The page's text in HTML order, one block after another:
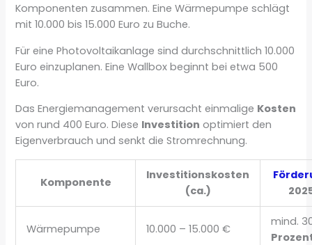
Komponenten zusammen. Eine Wärmepumpe schlägt
mit 10.000 bis 15.000 Euro zu Buche.
Für eine Photovoltaikanlage sind durchschnittlich 10.000
Euro einzuplanen. Eine Wallbox beginnt bei etwa 500
Euro.
Das Energiemanagement verursacht einmalige Kosten
von rund 400 Euro. Diese Investition optimiert den
Eigenverbrauch und senkt die Stromrechnung.
Komponente
Investitionskosten
(ca.)
Wärmepumpe 10.000 – 15.000 €
mind.